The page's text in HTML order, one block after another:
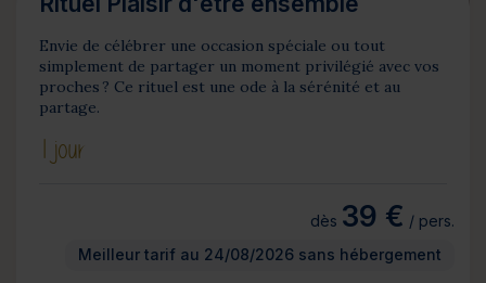
Envie de célébrer une occasion spéciale ou tout
simplement de partager un moment privilégié avec vos
proches ? Ce rituel est une ode à la sérénité et au
partage.
1 jour
dès 39 € / pers.
Meilleur tarif au 24/08/2026 sans hébergement